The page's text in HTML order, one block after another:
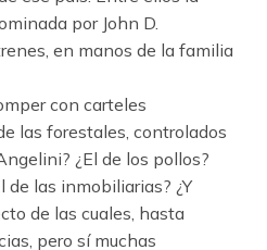
por John D.
en manos de la familia
con carteles
las forestales, controlados
¿El de los pollos?
de las inmobiliarias? ¿Y
de las cuales, hasta
pero sí muchas